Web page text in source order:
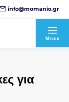
info@momanio.gr
Μενού
για